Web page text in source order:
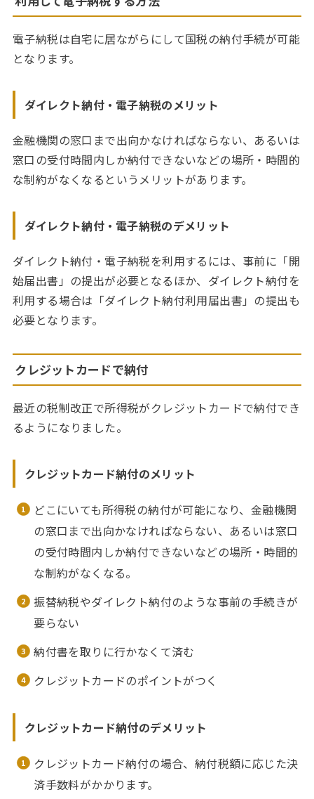
電子納税は自宅に居ながらにして国税の納付手続が可能
となります。
ダイレクト納付・電子納税のメリット
金融機関の窓口まで出向かなければならない、あるいは
窓口の受付時間内しか納付できないなどの場所・時間的
な制約がなくなるというメリットがあります。
ダイレクト納付・電子納税のデメリット
ダイレクト納付・電子納税を利用するには、事前に「開
始届出書」の提出が必要となるほか、ダイレクト納付を
利用する場合は「ダイレクト納付利用届出書」の提出も
必要となります。
クレジットカードで納付
最近の税制改正で所得税がクレジットカードで納付でき
るようになりました。
クレジットカード納付のメリット
どこにいても所得税の納付が可能になり、金融機関
の窓口まで出向かなければならない、あるいは窓口
の受付時間内しか納付できないなどの場所・時間的
な制約がなくなる。
振替納税やダイレクト納付のような事前の手続きが
要らない
納付書を取りに行かなくて済む
クレジットカードのポイントがつく
クレジットカード納付のデメリット
クレジットカード納付の場合、納付税額に応じた決
済手数料がかかります。